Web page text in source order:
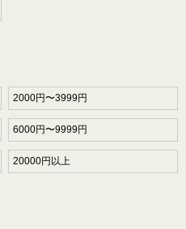
2000円〜3999円
6000円〜9999円
20000円以上